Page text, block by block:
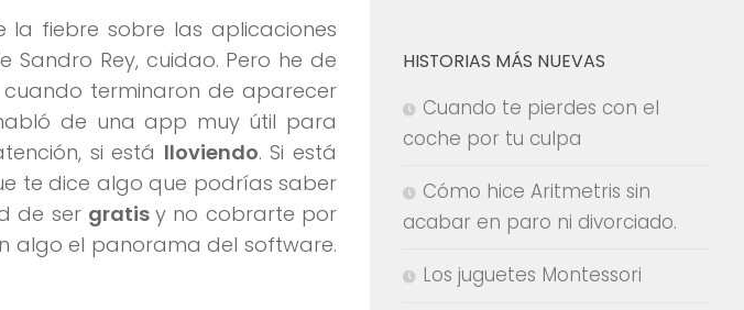
fiebre sobre las aplicaciones
Sandro Rey, cuidao. Pero he de
terminaron de aparecer
de una app muy útil para
si está lloviendo. Si está
te dice algo que podrías saber
de ser gratisy no cobrarte por
algo el panorama del software.
HISTORIAS MÁS NUEVAS
Cuando te pierdes con el
coche por tu culpa
Cómo hice Aritmetris sin
acabar en paro ni divorciado.
Los juguetes Montessori